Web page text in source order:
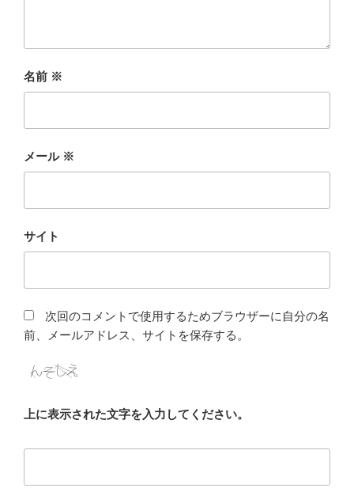
名前 ※
メール ※
サイト
次回のコメントで使用するためブラウザーに自分の名
前、メールアドレス、サイトを保存する。
上に表示された文字を入力してください。